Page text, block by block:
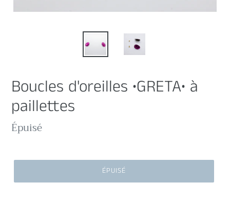
Boucles d'oreilles •GRETA• à
paillettes
Prix
Épuisé
ÉPUISÉ